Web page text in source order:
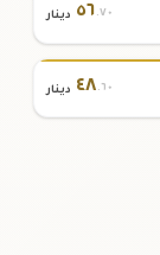
٥٦.٧٠ دينار
٤٨.٦٠ دينار